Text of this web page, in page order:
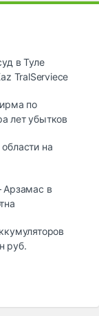
в Туле
TralServiece
по
лет убытков
на
Арзамас в
руб.